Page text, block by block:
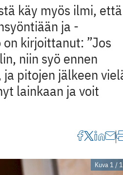
käy myös ilmi, että
ja -
kirjoittanut: ”Jos
niin syö ennen
pitojen jälkeen
lainkaan ja voit
Kuva 1 / 1